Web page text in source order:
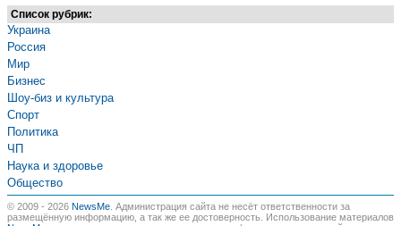
Список рубрик:
Украина
Россия
Мир
Бизнес
Шоу-биз и культура
Спорт
Политика
ЧП
Наука и здоровье
Общество
© 2009 - 2026 NewsMe . Администрация сайта не несёт ответственности за
размещённую информацию, а так же ее достоверность. Использование материалов